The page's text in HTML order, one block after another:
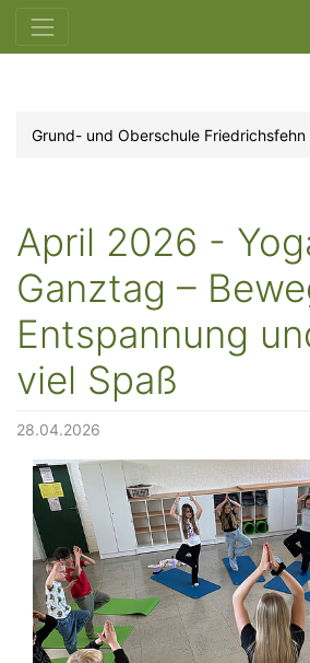
Grund- und Oberschule Friedrichsfehn
April 2026 -
Ganztag –
Entspannung
viel Spaß
28.04.2026